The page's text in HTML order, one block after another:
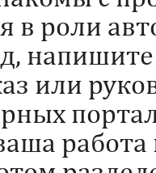
в роли
или